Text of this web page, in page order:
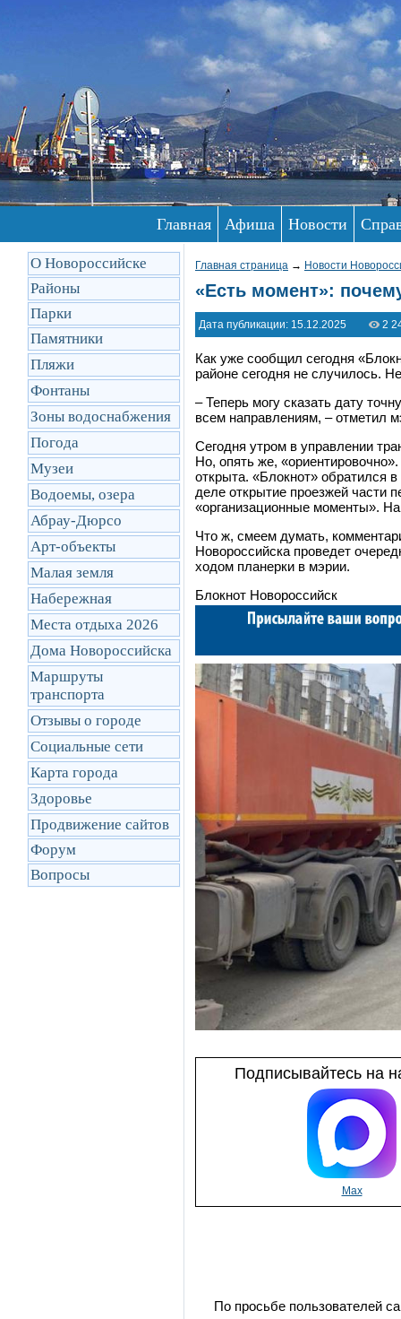
Главная Афиша Новости
О Новороссийске
Районы
Парки
Памятники
Пляжи
Фонтаны
Зоны водоснабжения
Погода
Музеи
Водоемы, озера
Абрау-Дюрсо
Арт-объекты
Малая земля
Набережная
Места отдыха 2026
Дома Новороссийска
Маршруты
транcпорта
Отзывы о городе
Социальные сети
Карта города
Здоровье
Продвижение сайтов
Форум
Вопросы
Главная страница → Новости
«Есть момент»:
Дата публикации: 15.12.2025 2
Как уже сообщил сегодня
районе сегодня не случилось.
– Теперь могу сказать дату
всем направлениям, –отметил
Сегодня утром в управлении
Но, опять же,
открыта. «Блокнот» обратился
деле открытие проезжей части
«организационные моменты».
Что ж, смеем думать,
Новороссийска проведет
ходом планерки в мэрии.
Блокнот Новороссийск
Подписывайтесь на
Max
По просьбе пользователей